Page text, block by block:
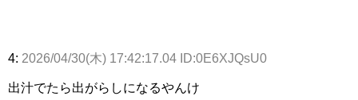
4: 2026/04/30(木) 17:42:17.04 ID:0E6XJQsU0
出汁でたら出がらしになるやんけ